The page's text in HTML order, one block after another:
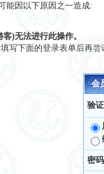
能因以下原因之一造成:
)无法进行此操作。
写下面的登录表单后再尝
会
验
密码